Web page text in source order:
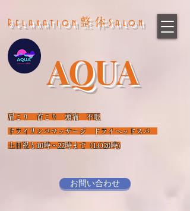
肩こり 首こり 頭痛 不眠
​ドライリンパマッサージ ドライヘッドスパ
​土日祝も10時～22時まで（LO20時)
お問い合わせ
AQUA
Relaxation整体Salon
​